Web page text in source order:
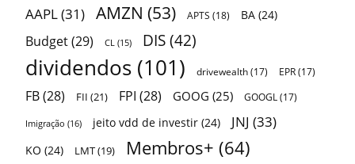
AAPL(31) AMZN (53) APTS (18) BA (24)
Budget(29) CL (15) DIS (42)
dividendos (101) drivewealth(17) EPR(17)
FB(28) FII (21) FPI (28) GOOG (25) GOOGL (17)
Imigração (16) jeito vdd de investir (24) JNJ (33)
KO (24) LMT(19) Membros+ (64)